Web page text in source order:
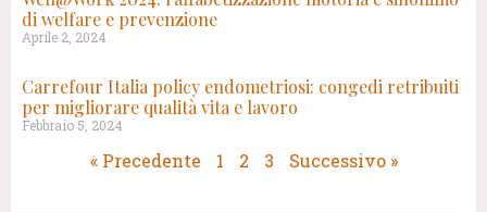
di welfare e prevenzione
Aprile 2, 2024
Carrefour Italia policy endometriosi: congedi retribuiti
per migliorare qualità vita e lavoro
Febbraio 5, 2024
« Precedente 1 2 3 Successivo »